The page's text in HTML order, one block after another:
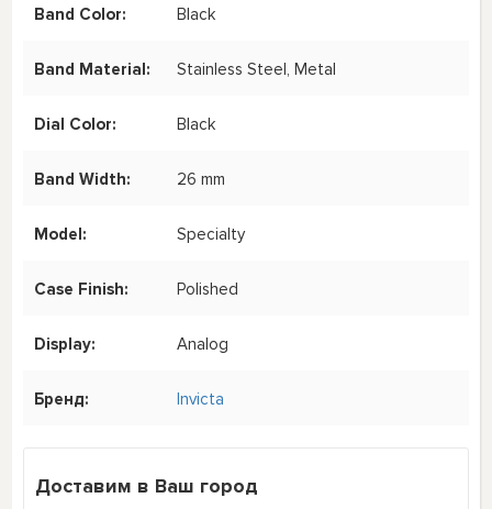
Band Color: Black
Band Material: Stainless Steel, Metal
Dial Color: Black
Band Width: 26 mm
Model: Specialty
Case Finish: Polished
Display: Analog
Бренд: Invicta
Доставим в Ваш город